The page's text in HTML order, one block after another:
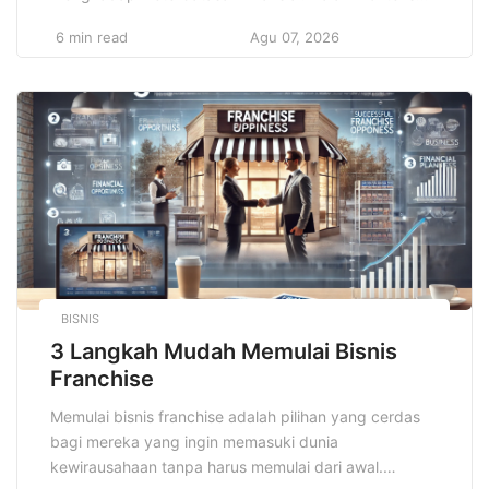
meningkat sering kali menjadi penghalang bagi
studi. Oleh karena itu, beasiswa umum hadir sebagai
jawaban atas tantangan tersebut, membantu pelajar
dan mahasiswa dari keluarga […]
6 min read Agu 07, 2026
BISNIS
3 Langkah Mudah Memulai Bisnis
Franchise
Memulai bisnis franchise adalah pilihan yang cerdas
bagi mereka yang ingin memasuki dunia
kewirausahaan tanpa harus memulai dari awal.